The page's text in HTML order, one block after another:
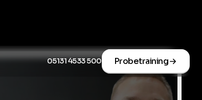
05131 4533 500
Probetraining